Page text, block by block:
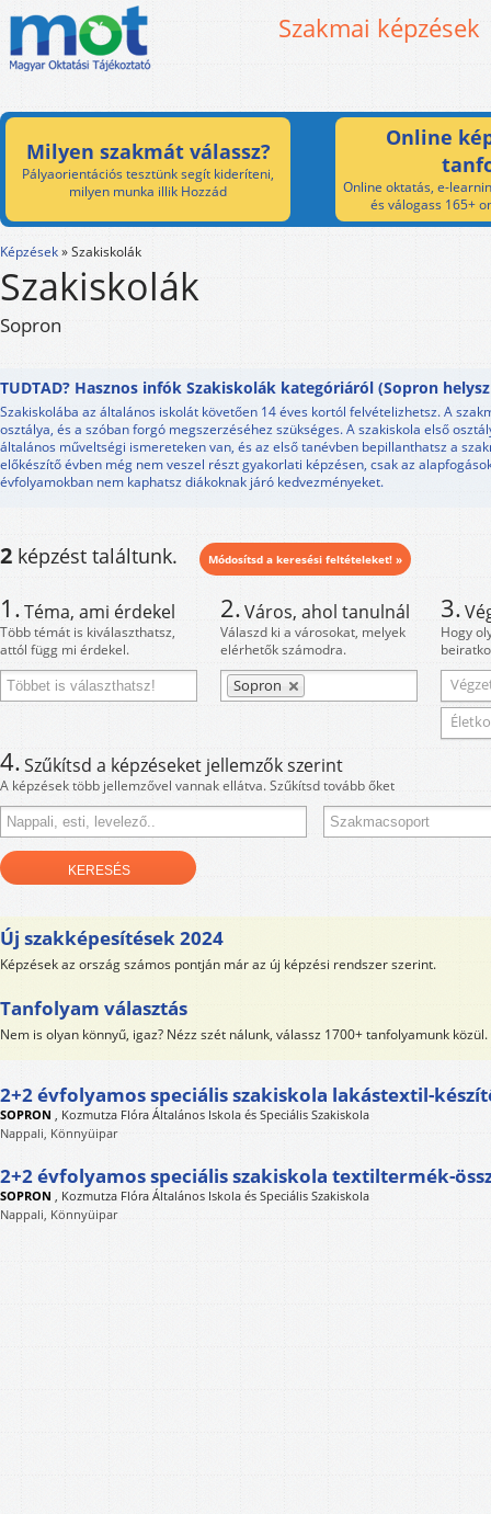
Szakmai képzések
Milyen szakmát válassz?
Pályaorientációs tesztünk segít kideríteni,
milyen munka illik Hozzád
Online
Online oktatás, e-
és válogass 165+
Képzések»Szakiskolák
Szakiskolák
Sopron
TUDTAD? Hasznos infók Szakiskolák kategóriáról (Sopron
Szakiskolába az általános iskolát követően 14 éves kortól felvételizhetsz. A
osztálya, és a szóban forgó megszerzéséhez szükséges. A szakiskola első
általános műveltségi ismereteken van, és az első tanévben bepillanthatsz a
előkészítő évben még nem veszel részt gyakorlati képzésen, csak az
évfolyamokban nem kaphatsz diákoknak járó kedvezményeket.
2 képzést találtunk. Módosítsd a keresési feltételeket! »
1.Téma, ami érdekel
Több témát is kiválaszthatsz,
attól függ mi érdekel.
2.Város, ahol tanulnál
Válaszd ki a városokat, melyek
elérhetők számodra.
Sopron
3.
Hogy
4.Szűkítsd a képzéseket jellemzők szerint
A képzések több jellemzővel vannak ellátva. Szűkítsd tovább őket
Új szakképesítések 2024
Képzések az ország számos pontján már az új képzési rendszer szerint.
Tanfolyam választás
Nem is olyan könnyű, igaz? Nézz szét nálunk, válassz 1700+ tanfolyamunk közül.
2+2 évfolyamos speciális szakiskola lakástextil-
SOPRON , Kozmutza Flóra Általános Iskola és Speciális Szakiskola
Nappali, Könnyüipar
2+2 évfolyamos speciális szakiskola textiltermék-
SOPRON , Kozmutza Flóra Általános Iskola és Speciális Szakiskola
Nappali, Könnyüipar